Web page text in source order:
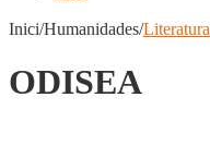
Inici/Humanidades/Literatura
ODISEA